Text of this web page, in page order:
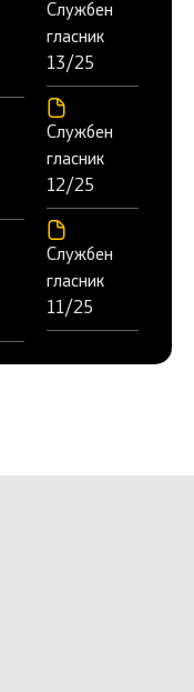
Службен
гласник
13/25
Службен
гласник
12/25
Службен
гласник
11/25